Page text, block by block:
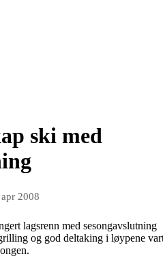
ski med
2008
lagsrenn med sesongavslutning
og god deltaking i løypene